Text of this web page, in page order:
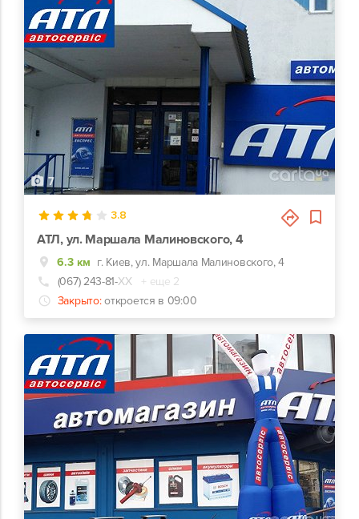
7
3.8
АТЛ, ул. Маршала Малиновского, 4
6.3 км г. Киев, ул. Маршала Малиновского, 4
(067) 243-81-ХХ
+ еще 2
Закрыто: откроется в 09:00